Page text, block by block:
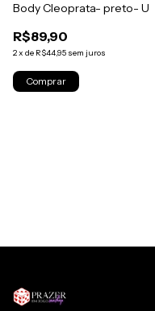
Body Cleoprata- preto- U
R$89,90
2x de R$44,95 sem juros